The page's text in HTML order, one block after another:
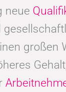
neue
großen